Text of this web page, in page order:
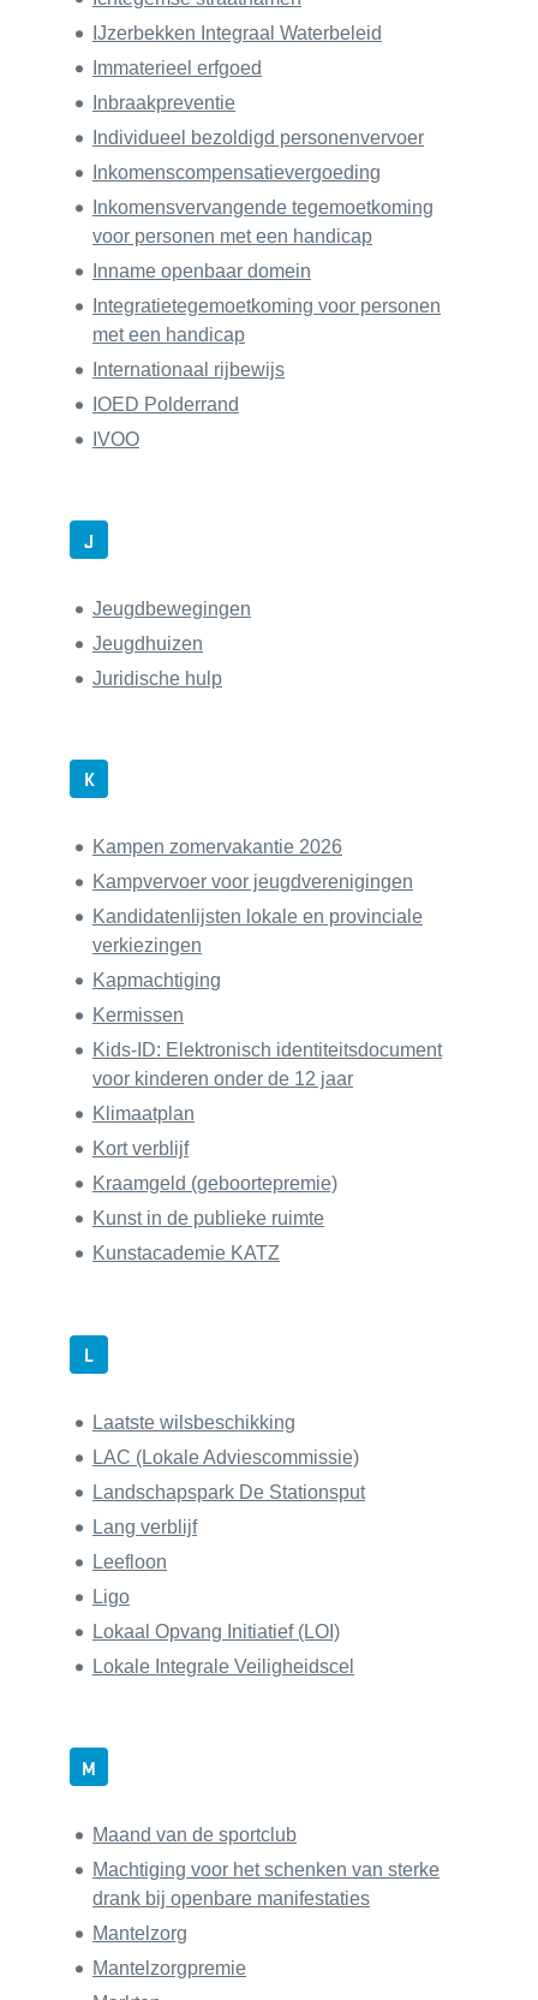
IJzerbekken Integraal Waterbeleid
Immaterieel erfgoed
Inbraakpreventie
Individueel bezoldigd personenvervoer
Inkomenscompensatievergoeding
Inkomensvervangende tegemoetkoming
voor personen met een handicap
Inname openbaar domein
Integratietegemoetkoming voor personen
met een handicap
Internationaal rijbewijs
IOED Polderrand
IVOO
J
Jeugdbewegingen
Jeugdhuizen
Juridische hulp
K
Kampen zomervakantie 2026
Kampvervoer voor jeugdverenigingen
Kandidatenlijsten lokale en provinciale
verkiezingen
Kapmachtiging
Kermissen
Kids-ID: Elektronisch identiteitsdocument
voor kinderen onder de 12 jaar
Klimaatplan
Kort verblijf
Kraamgeld (geboortepremie)
Kunst in de publieke ruimte
Kunstacademie KATZ
L
Laatste wilsbeschikking
LAC (Lokale Adviescommissie)
Landschapspark De Stationsput
Lang verblijf
Leefloon
Ligo
Lokaal Opvang Initiatief (LOI)
Lokale Integrale Veiligheidscel
M
Maand van de sportclub
Machtiging voor het schenken van sterke
drank bij openbare manifestaties
Mantelzorg
Mantelzorgpremie